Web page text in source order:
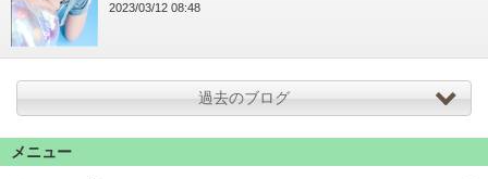
2023/03/12 08:48
過去のブログ
メニュー